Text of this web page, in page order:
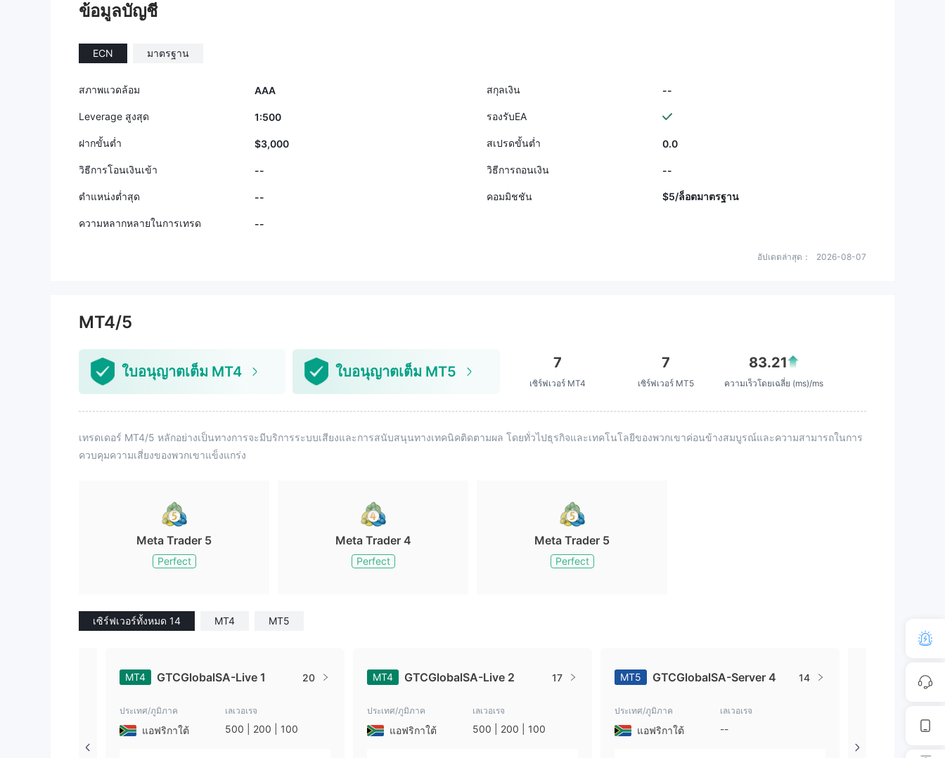
ข้อมูลบัญชี
ECN มาตรฐาน
สภาพแวดล้อม AAA สกุลเงิน --
Leverage สูงสุด 1:500 รองรับEA
ฝากขั้นต่ำ $3,000 สเปรดขั้นต่ำ 0.0
วิธีการโอนเงินเข้า -- วิธีการถอนเงิน --
ตำแหน่งต่ำสุด -- คอมมิชชัน $5/ล็อตมาตรฐาน
ความหลากหลายในการเทรด --
อัปเดตล่าสุด： 2026-08-07
MT4/5
ใบอนุญาตเต็ม MT4 ใบอนุญาตเต็ม MT5
7
เซิร์ฟเวอร์ MT4
7
เซิร์ฟเวอร์ MT5
83.21
ความเร็วโดยเฉลี่ย (ms)/ms
เทรดเดอร์ MT4/5 หลักอย่างเป็นทางการจะมีบริการระบบเสียงและการสนับสนุนทางเทคนิคติดตามผล โดยทั่วไปธุรกิจและเทคโนโลยีของพวกเขาค่อนข้างสมบูรณ์และความสามารถในการ
ควบคุมความเสี่ยงของพวกเขาแข็งแกร่ง
Meta Trader 5
Perfect
Meta Trader 4
Perfect
Meta Trader 5
Perfect
เซิร์ฟเวอร์ทั้งหมด 14 MT4 MT5
MT4 GTCGlobalSA-Live 1 20
ประเทศ/ภูมิภาค
แอฟริกาใต้
เลเวอเรจ
500 | 200 | 100
MT4 GTCGlobalSA-Live 2 17
ประเทศ/ภูมิภาค
แอฟริกาใต้
เลเวอเรจ
500 | 200 | 100
MT5 GTCGlobalSA-Server 4 14
ประเทศ/ภูมิภาค
แอฟริกาใต้
เลเวอเรจ
-- แอฟริกาใต้